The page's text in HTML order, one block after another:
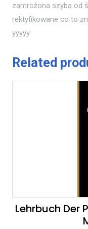
zamrożona szyba od
rektyfikowane co to
yyyyy
Related
Lehrbuch Der